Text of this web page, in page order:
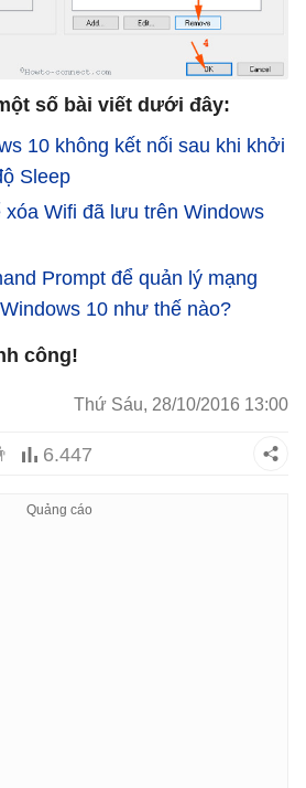
số bài viết dưới đây:
10 không kết nối sau khi khởi
Sleep
xóa Wifi đã lưu trên Windows
Prompt để quản lý mạng
10 như thế nào?
công!
Thứ Sáu, 28/10/2016 13:00
6.447